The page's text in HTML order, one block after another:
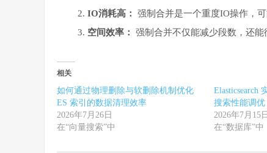
IO消耗高：
强制合并是一个重度IO操作，
空间效率：
强制合并不仅能减少段数，还能
相关
如何通过物理删除与软删除机制优化
ES 索引的数据清理效率
2026年7月26日
在“向量搜索”中
Elasticsearch
搜索性能调优
2026年7月15日
在“数据库”中